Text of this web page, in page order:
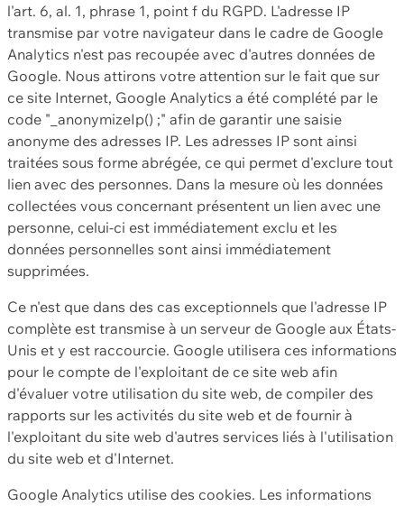
l'art. 6, al. 1, phrase 1, point f du RGPD. L'adresse IP
transmise par votre navigateur dans le cadre de Google
Analytics n'est pas recoupée avec d'autres données de
Google. Nous attirons votre attention sur le fait que sur
ce site Internet, Google Analytics a été complété par le
code "_anonymizeIp() ;" afin de garantir une saisie
anonyme des adresses IP. Les adresses IP sont ainsi
traitées sous forme abrégée, ce qui permet d'exclure tout
lien avec des personnes. Dans la mesure où les données
collectées vous concernant présentent un lien avec une
personne, celui-ci est immédiatement exclu et les
données personnelles sont ainsi immédiatement
supprimées.
Ce n'est que dans des cas exceptionnels que l'adresse IP
complète est transmise à un serveur de Google aux États-
Unis et y est raccourcie. Google utilisera ces informations
pour le compte de l'exploitant de ce site web afin
d'évaluer votre utilisation du site web, de compiler des
rapports sur les activités du site web et de fournir à
l'exploitant du site web d'autres services liés à l'utilisation
du site web et d'Internet.
Google Analytics utilise des cookies. Les informations